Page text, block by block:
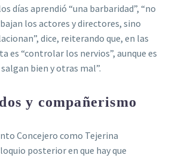
días aprendió “una barbaridad”, “no
los actores y directores, sino
dice, reiterando que, en las
es “controlar los nervios”, aunque es
bien y otras mal”.
y compañerismo
Concejero como Tejerina
posterior en que hay que